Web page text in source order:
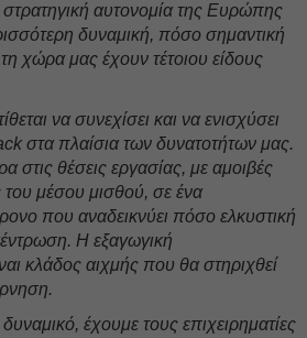
αυτονομία της Ευρώπης
δυναμική, πόσο σημαντική
χώρα μας έχουν τέτοιου είδους
να συνεχίσει και να ενισχύσει
στα πλαίσια των δυνατοτήτων μας.
στις θέσεις εργασίας, με αμοιβές
μέσου μισθού, σε ένα
που αναδεικνύει πόσο ελκυστική
Η εξαγωγική
κλάδος αιχμής που θα στηριχθεί
έχουμε τους επιχειρηματίες